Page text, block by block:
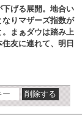
げる展開。地合い
りマザーズ指数が
まぁダウは踏み上
友に連れて、明日